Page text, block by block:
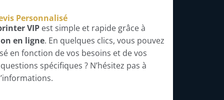
Personnalisé
VIP est simple et rapide grâce à
en ligne. En quelques clics, vous pouvez
en fonction de vos besoins et de vos
spécifiques ? N’hésitez pas à